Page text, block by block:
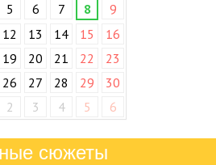
5 6 7 8
9
12 13 14 15
16
19 20 21 22
23
26 27 28 29
30
2 3 4 5 6
сюжеты